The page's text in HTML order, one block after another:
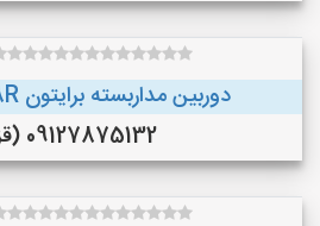
دوربین مداربسته برایتون 24B48Rضمانت
09127875132 (قزوین)